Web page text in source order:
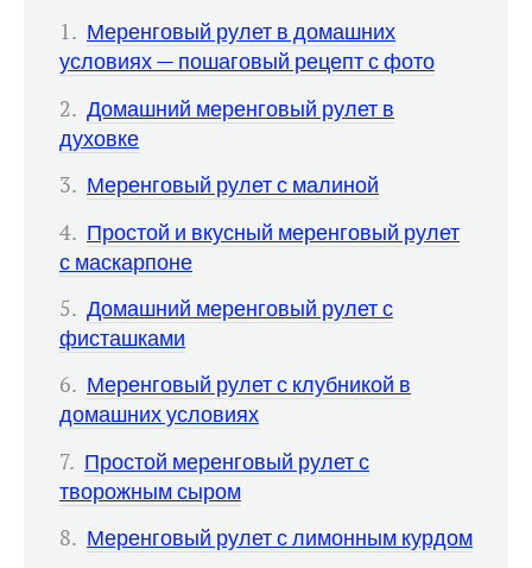
Меренговый рулет в домашних
условиях — пошаговый рецепт с фото
Домашний меренговый рулет в
духовке
Меренговый рулет с малиной
Простой и вкусный меренговый рулет
с маскарпоне
Домашний меренговый рулет с
фисташками
Меренговый рулет с клубникой в
домашних условиях
Простой меренговый рулет с
творожным сыром
Меренговый рулет с лимонным курдом